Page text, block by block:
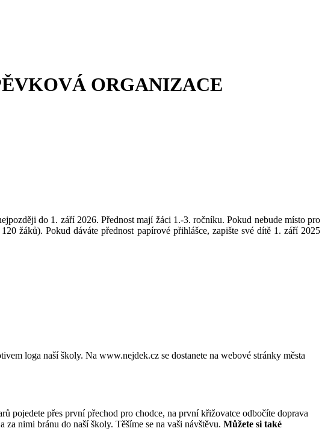
ORGANIZACE
do 1. září 2026. Přednost mají žáci 1.-3. ročníku. Pokud nebude místo pro
žáků). Pokud dáváte přednost papírové přihlášce, zapište své dítě 1. září 2025
loga naší školy. Na www.nejdek.cz se dostanete na webové stránky města
přes první přechod pro chodce, na první křižovatce odbočíte doprava
nimi bránu do naší školy. Těšíme se na vaši návštěvu. Můžete si také